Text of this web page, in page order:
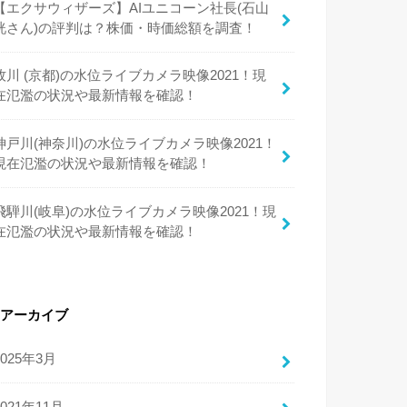
エクサウィザーズ】AIユニコーン社長(石山
さん)の評判は？株価・時価総額を調査！
川 (京都)の水位ライブカメラ映像2021！現
氾濫の状況や最新情報を確認！
戸川(神奈川)の水位ライブカメラ映像2021！
在氾濫の状況や最新情報を確認！
騨川(岐阜)の水位ライブカメラ映像2021！現
氾濫の状況や最新情報を確認！
アーカイブ
年3月